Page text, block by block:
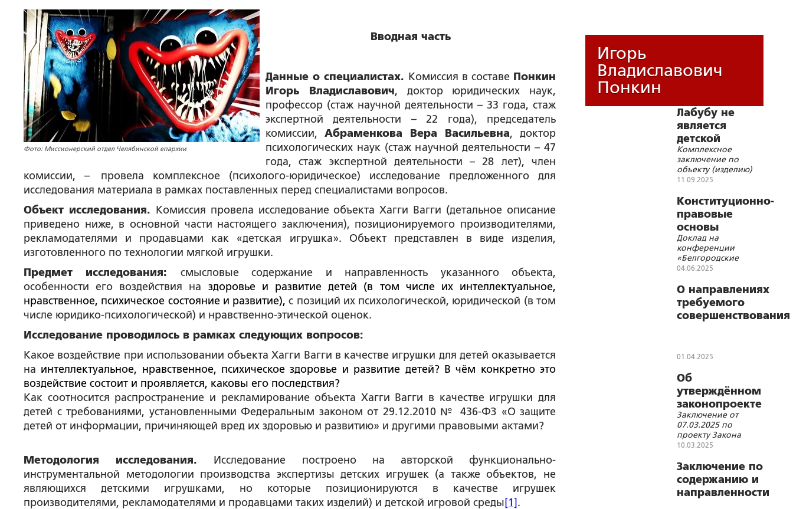
Фото: Миссионерский отдел Челябинской епархии
Вводная часть
Данные о специалистах. Комиссия в составе Понкин
Игорь Владиславович, доктор юридических наук,
профессор (стаж научной деятельности – 33 года, стаж
экспертной деятельности – 22 года), председатель
комиссии, Абраменкова Вера Васильевна, доктор
психологических наук (стаж научной деятельности – 47
года, стаж экспертной деятельности – 28 лет), член
комиссии, – провела комплексное (психолого-юридическое) исследование предложенного для
исследования материала в рамках поставленных перед специалистами вопросов.
Объект исследования.
Комиссия провела исследование объекта Хагги Вагги (детальное описание
приведено ниже, в основной части настоящего заключения), позиционируемого производителями,
рекламодателями и продавцами как «детская игрушка». Объект представлен в виде изделия,
изготовленного по технологии мягкой игрушки.
Предмет исследования: смысловые содержание и направленность указанного объекта,
особенности его воздействия на здоровье и развитие детей (в том числе их интеллектуальное,
нравственное, психическое состояние и развитие),с позиций их психологической, юридической (в том
числе юридико-психологической) и нравственно-этической оценок.
Исследование проводилось в рамках следующих вопросов:
Какое воздействие при использовании объекта Хагги Вагги в качестве игрушки для детей оказывается
на интеллектуальное, нравственное, психическое здоровье и развитие детей? В чём конкретно это
воздействие состоит и проявляется, каковы его последствия?
Как соотносится распространение и рекламирование объекта Хагги Вагги в качестве игрушки для
детей с требованиями, установленными Федеральным законом от 29.12.2010 № 436-ФЗ «О защите
детей от информации, причиняющей вред их здоровью и развитию» и другими правовыми актами?
Методология исследования.
Исследование построено на авторской функционально-
инструментальной методологии производства экспертизы детских игрушек (а также объектов, не
являющихся детскими игрушками, но которые позиционируются в качестве игрушек
производителями, рекламодателями и продавцами таких изделий) и детской игровой среды [1] .
Игорь
Владиславович
Понкин
Лабубу не
является
детской
игрушкой
Комплексное
заключение по
объекту (изделию)
«Лабубу»,
производителями и
продавцами как
«детская игрушка»
11.09.2025
Конституционно-
правовые
основы
ценностных
опор и
ориентиров
государства
Доклад на
конференции
«Белгородские
прифронтовые чтения
приоритеты
государственной
культурной политики:
эхо юридического
04.06.2025
О направлениях
требуемого
совершенствования
сохранения и
правовой охраны и
защиты
традиционных
российских
духовно-
нравственных
01.04.2025
Об
утверждённом
законопроекте
Эстонии о
разрыве
связей с РПЦ
Заключение от
07.03.2025 по
проекту Закона
Эстонской
внесении
Эстонской
Республики “О
10.03.2025
Заключение по
содержанию и
направленности